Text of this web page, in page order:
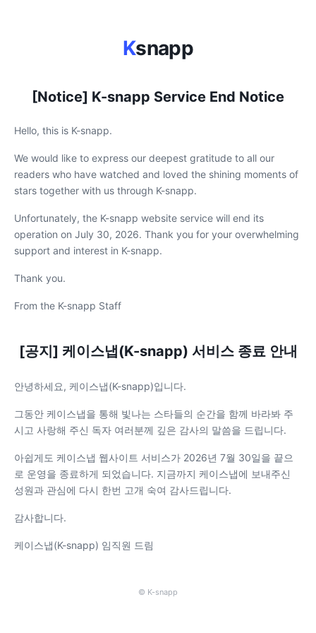
Ksnapp
[Notice] K-snapp Service End Notice
Hello, this is K-snapp.
We would like to express our deepest gratitude to all our
readers who have watched and loved the shining moments of
stars together with us through K-snapp.
Unfortunately, the K-snapp website service will end its
operation on July 30, 2026. Thank you for your overwhelming
support and interest in K-snapp.
Thank you.
From the K-snapp Staff
[공지] 케이스냅(K-snapp) 서비스 종료 안내
안녕하세요, 케이스냅(K-snapp)입니다.
그동안 케이스냅을 통해 빛나는 스타들의 순간을 함께 바라봐 주
시고 사랑해 주신 독자 여러분께 깊은 감사의 말씀을 드립니다.
아쉽게도 케이스냅 웹사이트 서비스가 2026년 7월 30일을 끝으
로 운영을 종료하게 되었습니다. 지금까지 케이스냅에 보내주신
성원과 관심에 다시 한번 고개 숙여 감사드립니다.
감사합니다.
케이스냅(K-snapp) 임직원 드림
© K-snapp